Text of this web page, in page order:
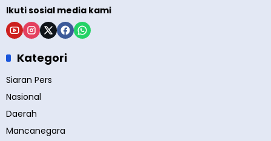
Ikuti sosial media kami
Kategori
Siaran Pers
Nasional
Daerah
Mancanegara